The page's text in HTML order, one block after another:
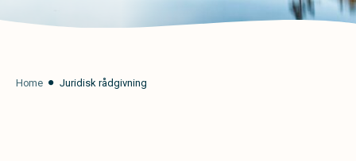
Home Juridisk rådgivning